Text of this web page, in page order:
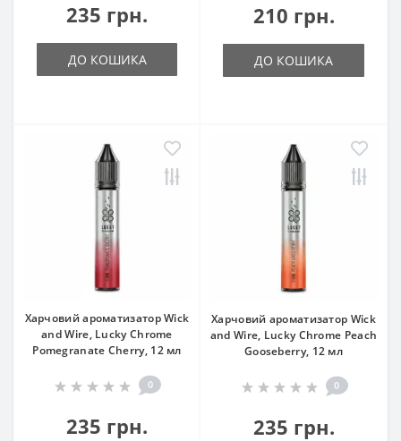
235 грн.
ДО КОШИКА
210 грн.
ДО КОШИКА
Харчовий ароматизатор Wick
and Wire, Lucky Chrome
Pomegranate Cherry, 12 мл
0
235 грн.
Харчовий ароматизатор Wick
and Wire, Lucky Chrome Peach
Gooseberry, 12 мл
0
235 грн.